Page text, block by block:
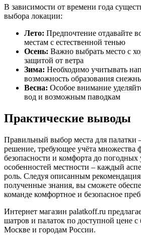
В зависимости от времени года
выбора локации:
Лето: Предпочтение отдавайте
местам с естественной тенью
Осень: Важно выбрать место с
защитой от ветра
Зима: Необходимо учитывать
возможность образования
Весна: Особое внимание
вод и возможным паводкам
Практические выводы
Правильный выбор места для палатки
решение, требующее учёта множества
безопасности и комфорта до погодных
особенностей местности – каждый
роль. Следуя описанным
полученные знания, вы сможете
команде комфортное и безопасное
Интернет магазин palatkoff.ru
шатров и палаток по доступной цене с
Москве и городам России.